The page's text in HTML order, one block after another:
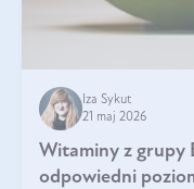
Iza Sykut
21 maj 2026
Witaminy z grupy
odpowiedni